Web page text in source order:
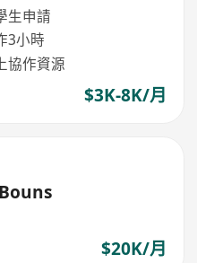
生申請
3小時
協作資源
$3K-8K/月
$20K/月